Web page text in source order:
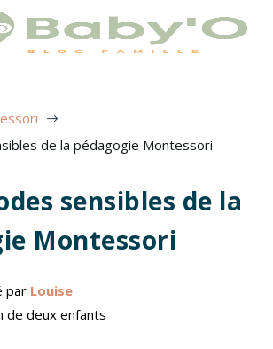
$
de la pédagogie Montessori
sensibles de la
Montessori
par Louise
de deux enfants